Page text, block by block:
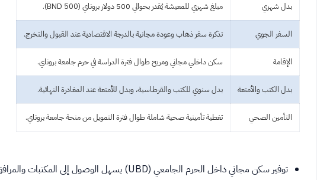
بدل شهري مبلغ شهري للمعيشة يُقدر بحوالي 500 دولار بروناي (BND 500).
السفر الجوي تذكرة سفر ذهاب وعودة مجانية بالدرجة الاقتصادية عند القبول والتخرج.
الإقامة سكن داخلي مجاني ومريح طوال فترة الدراسة في حرم جامعة بروناي.
بدل الكتب والأمتعة بدل سنوي للكتب والقرطاسية، وبدل للأمتعة عند المغادرة النهائية.
التأمين الصحي تغطية تأمينية صحية شاملة طوال فترة التمويل من منحة جامعة بروناي.
توفير سكن مجاني داخل الحرم الجامعي (UBD) يسهل الوصول إلى المكتبات والمرافق.